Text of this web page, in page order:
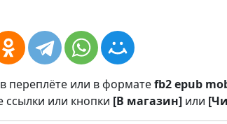
переплёте или в форматеfb2epub
или кнопки [В магазин] или